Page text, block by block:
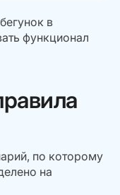
в
функционал
по которому
на